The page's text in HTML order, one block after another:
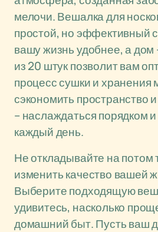
мелочи. Вешалка для
простой, но эффективный
вашу жизнь удобнее, а
из 20 штук позволит вам
процесс сушки и хранения
сэкономить пространство
– наслаждаться порядком
каждый день.
Не откладывайте на потом
изменить качество вашей
Выберите подходящую
удивитесь, насколько
домашний быт. Пусть ваш